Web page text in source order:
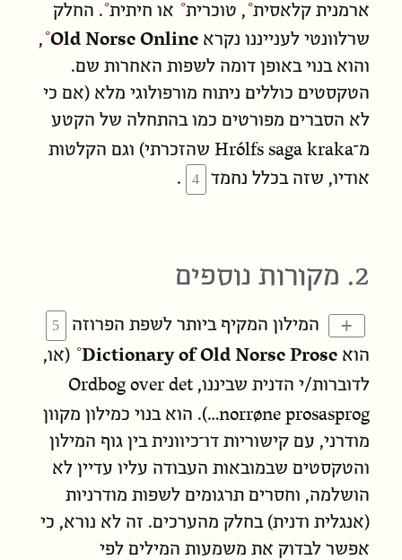
ארמנית קלאסית , טוכרית או חיתית . החלק
שרלוונטי לענייננו נקרא Old Norse Online
,
והוא בנוי באופן דומה לשפות האחרות שם.
הטקסטים כוללים ניתוח מורפולוגי מלא (אם כי
לא הסברים מפורטים כמו בהתחלה של הקטע
מ־Hrólfs saga krakaשהזכרתי) וגם הקלטות
אודיו, שזה בכלל נחמד
.
2. מקורות נוספים
+
המילון המקיף ביותר לשפת הפרוזה
הוא Dictionary of Old Norse Prose
(או,
לדוברות/י הדנית שביננו,Ordbog over det
norrøne prosasprog…). הוא בנוי כמילון מקוון
מודרני, עם קישוריות דו־כיוונית בין גוף המילון
והטקסטים שבמובאות העבודה עליו עדיין לא
הושלמה, וחסרים תרגומים לשפות מודרניות
(אנגלית ודנית) בחלק מהערכים. זה לא נורא, כי
אפשר לבדוק את משמעות המילים לפי